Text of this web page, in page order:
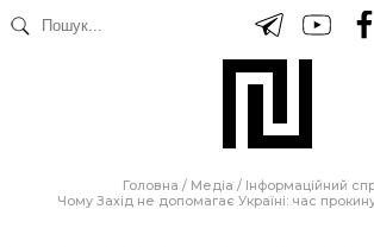
Головна / Медіа / Інформаційний
Чому Захід не допомагає Україні: час